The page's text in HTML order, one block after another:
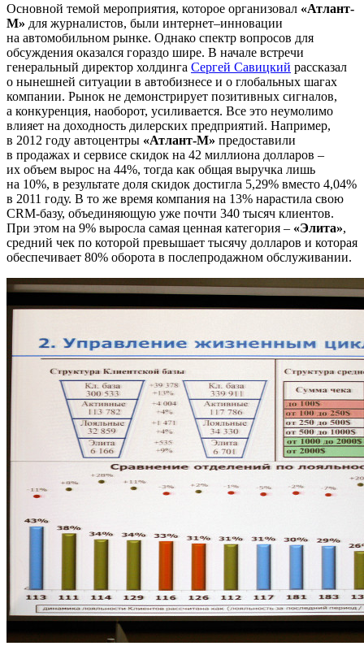
Основной темой мероприятия, которое организовал «Атлант-
М» для журналистов, были интернет–инновации
на автомобильном рынке. Однако спектр вопросов для
обсуждения оказался гораздо шире. В начале встречи
генеральный директор холдинга Сергей Савицкий рассказал
о нынешней ситуации в автобизнесе и о глобальных шагах
компании. Рынок не демонстрирует позитивных сигналов,
а конкуренция, наоборот, усиливается. Все это неумолимо
влияет на доходность дилерских предприятий. Например,
в 2012 году автоцентры «Атлант-М» предоставили
в продажах и сервисе скидок на 42 миллиона долларов –
их объем вырос на 44%, тогда как общая выручка лишь
на 10%, в результате доля скидок достигла 5,29% вместо 4,04%
в 2011 году. В то же время компания на 13% нарастила свою
CRM-базу, объединяющую уже почти 340 тысяч клиентов.
При этом на 9% выросла самая ценная категория – «Элита»,
средний чек по которой превышает тысячу долларов и которая
обеспечивает 80% оборота в послепродажном обслуживании.